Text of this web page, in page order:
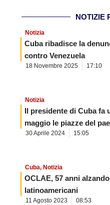
NOTIZIE
Notizia
Cuba ribadisce la
contro Venezuela
18 Novembre 2025 17:10
Notizia
Il presidente di Cuba fa
maggio le piazze del
30 Aprile 2024 15:05
Cuba, Notizia
OCLAE, 57 anni
latinoamericani
11 Agosto 2023 08:53